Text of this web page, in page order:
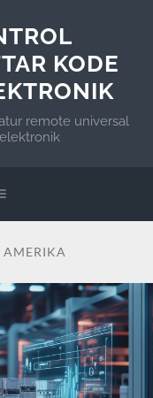
KODE
remote universal
AMERIKA